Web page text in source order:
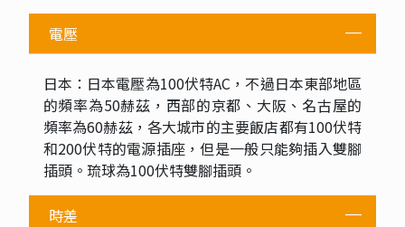
電壓
日本：日本電壓為100伏特AC，不過日本東部地區
的頻率為50赫茲，西部的京都、大阪、名古屋的
頻率為60赫茲，各大城市的主要飯店都有100伏特
和200伏特的電源插座，但是一般只能夠插入雙腳
插頭。琉球為100伏特雙腳插頭。
時差